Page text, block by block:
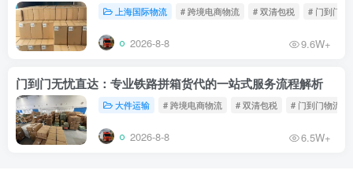
上海国际物流 # 跨境电商物流 # 双清包税 # 门到门物
2026-8-8 9.6W+
门到门无忧直达：专业铁路拼箱货代的一站式服务流程解析
大件运输 # 跨境电商物流 # 双清包税 # 门到门物流
2026-8-8 6.5W+